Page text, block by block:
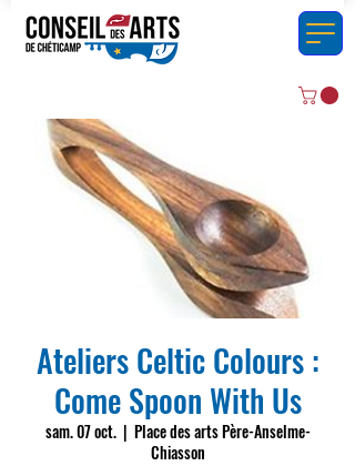
Ateliers Celtic Colours :
Come Spoon With Us
sam. 07 oct.
  |
Place des arts Père-Anselme-
Chiasson